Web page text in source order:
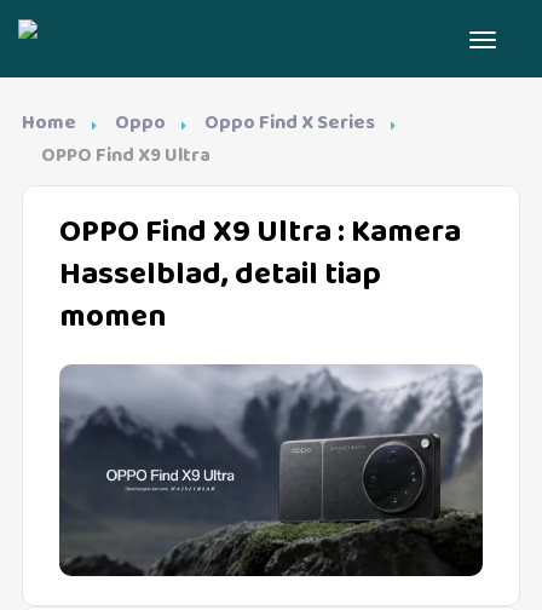
Home Oppo
Oppo Find X Series
OPPO Find X9 Ultra
OPPO Find X9 Ultra: Kamera
Hasselblad, detail tiap
momen